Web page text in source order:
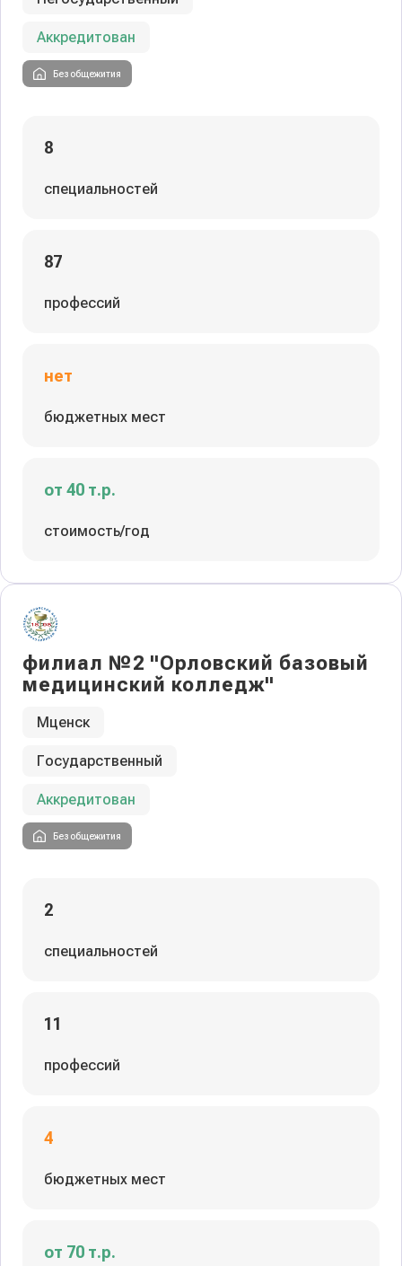
Аккредитован
Без общежития
8
специальностей
87
профессий
нет
бюджетных мест
от 40 т.р.
стоимость/год
филиал №2 "Орловский базовый
медицинский колледж"
Мценск
Государственный
Аккредитован
Без общежития
2
специальностей
11
профессий
4
бюджетных мест
от 70 т.р.